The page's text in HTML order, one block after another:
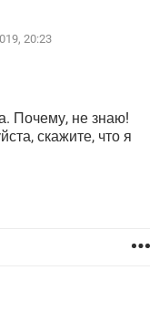
20:23
Почему, не знаю!
скажите, что я